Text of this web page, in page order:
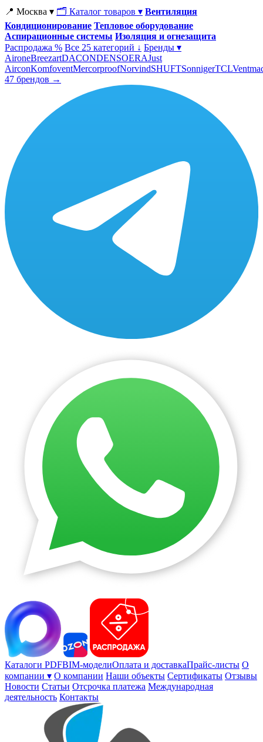
📍 Москва ▾ 🗂 Каталог товаров ▾ Вентиляция
Кондиционирование Тепловое оборудование
Аспирационные системы Изоляция и огнезащита
Распродажа % Все 25 категорий ↓ Бренды ▾
AironeBreezartDACONDENSOERAJust
AirconKomfoventMercorproofNorvindSHUFTSonnigerTCL
47 брендов →
Каталоги PDFBIM-моделиОплата и доставкаПрайс-листы О
компании ▾ О компании Наши объекты Сертификаты Отзывы
Новости Статьи Отсрочка платежа Международная
деятельность Контакты